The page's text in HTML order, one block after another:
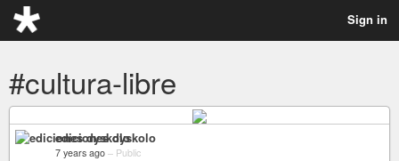
Sign in
#cultura-libre
ediciones dyskolo
7 years ago – Public